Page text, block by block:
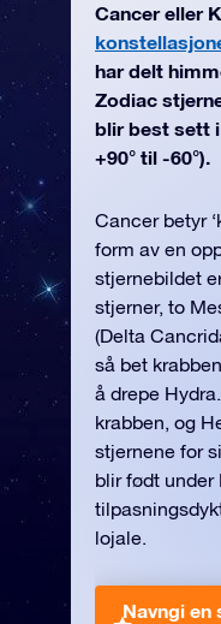
Cancer eller
har delt
Zodiac
blir best sett
+90° til -60°).
Cancer betyr
form av en
stjernebildet
stjerner, to
(Delta
så bet
å drepe
krabben, og
stjernene for
blir født under
lojale.
Navngi en